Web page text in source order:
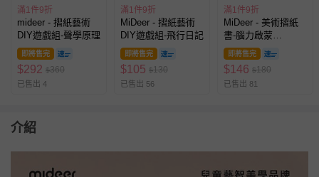
滿1件9折
mideer - 摺紙藝術
DIY遊戲組-聲學原理
即將售完
$292 $360
已售出 4
滿1件9折
MiDeer - 摺紙藝術
DIY遊戲組-飛行日記
即將售完
$105 $130
已售出 56
滿1件9折
MiDeer - 美術摺紙
書-腦力啟蒙
(LEVEL1)
即將售完
$146 $180
已售出 81
介紹